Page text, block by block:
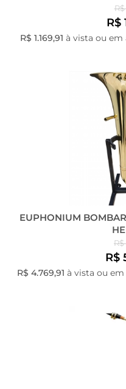
R$
R$ 1.169,91 à vista ou em
EUPHONIUM
R$
R$
R$ 4.769,91 à vista ou em